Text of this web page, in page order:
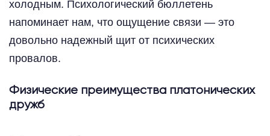
холодным. Психологический бюллетень
напоминает нам, что ощущение связи — это
довольно надежный щит от психических
провалов.
Физические преимущества платонических
дружб